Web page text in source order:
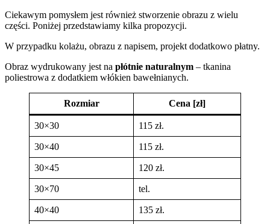
Ciekawym pomysłem jest również stworzenie obrazu z wielu
części. Poniżej przedstawiamy kilka propozycji.
W przypadku kolażu, obrazu z napisem, projekt dodatkowo płatny.
Obraz wydrukowany jest na płótnie naturalnym – tkanina
poliestrowa z dodatkiem włókien bawełnianych.
Rozmiar Cena [zł]
30×30 115 zł.
30×40 115 zł.
30×45 120 zł.
30×70 tel.
40×40 135 zł.